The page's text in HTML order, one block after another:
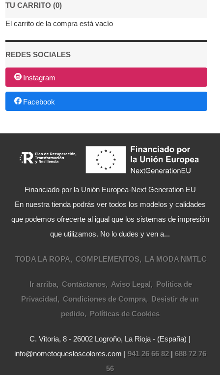
TU CARRITO (0)
El carrito de la compra está vacío
REDES SOCIALES
Instagram
Facebook
Financiado por la Unión Europea-Next Generation EU
En nuestra tienda podrás ver todos los modelos y calidades
que podemos ofrecerte al igual que los sistemas de impresión
que utilizamos. No lo dudes y ven a...
TODA LA ROPA COMPLEMENTOS LA MODA NMTLC
Ir arriba Contáctanos Aviso Legal
Política de
Privacidad
Condiciones de Compra
Desistir de un
pedido
Políticas de Cookies
C. Vitoria, 8 - 26002 Logroño, La Rioja - (España) |
info@nometoquesloscolores.com | 941 26 66 82| 688 72 76
56